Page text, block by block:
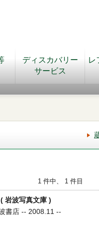
ディスカバリー
サービス
レ
1 件中、 1 件目
岩波写真文庫 )
書店 -- 2008.11 --